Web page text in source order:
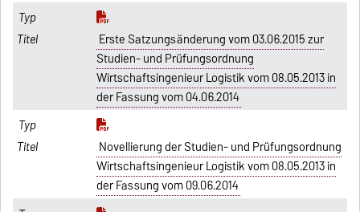
Erste Satzungsänderung vom 03.06.2015 zur
Studien- und Prüfungsordnung
Wirtschaftsingenieur Logistik vom 08.05.2013 in
der Fassung vom 04.06.2014
Novellierung der Studien- und Prüfungsordnung
Wirtschaftsingenieur Logistik vom 08.05.2013 in
der Fassung vom 09.06.2014